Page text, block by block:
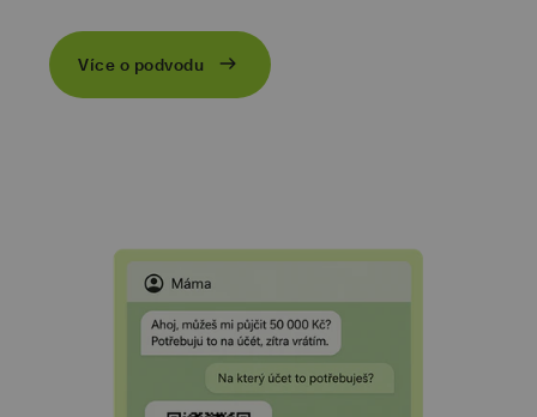
Více o podvodu